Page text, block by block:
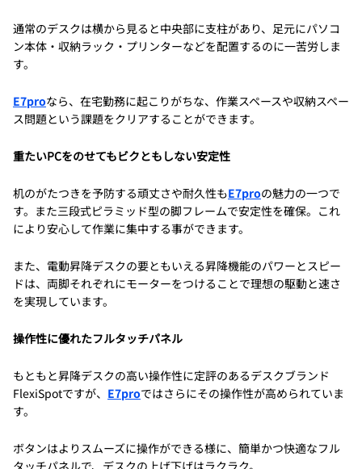
通常のデスクは横から見ると中央部に支柱があり、足元にパソコ
ン本体・収納ラック・プリンターなどを配置するのに一苦労しま
す。
E7proなら、在宅勤務に起こりがちな、作業スペースや収納スペー
ス問題という課題をクリアすることができます。
重たいPCをのせてもビクともしない安定性
机のがたつきを予防する頑丈さや耐久性もE7proの魅力の一つで
す。また三段式ピラミッド型の脚フレームで安定性を確保。これ
により安心して作業に集中する事ができます。
また、電動昇降デスクの要ともいえる昇降機能のパワーとスピー
ドは、両脚それぞれにモーターをつけることで理想の駆動と速さ
を実現しています。
操作性に優れたフルタッチパネル
もともと昇降デスクの高い操作性に定評のあるデスクブランド
FlexiSpotですが、 E7proではさらにその操作性が高められていま
す。
ボタンはよりスムーズに操作ができる様に、簡単かつ快適なフル
タッチパネルで、デスクの上げ下げはラクラク。